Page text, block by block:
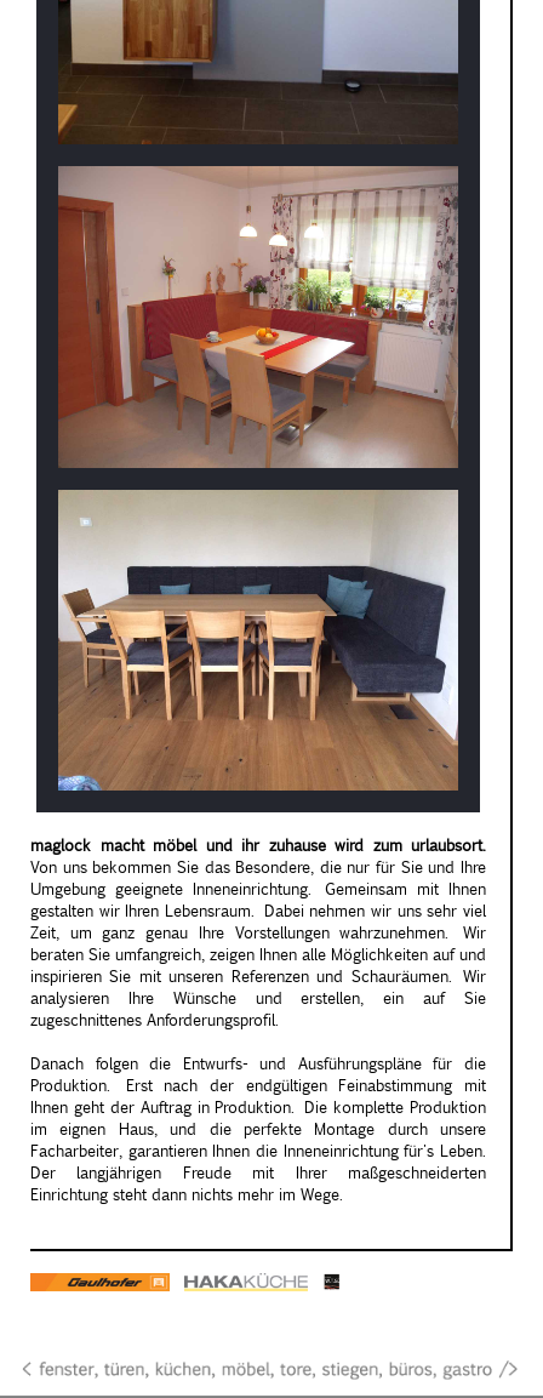
maglock macht möbel und ihr zuhause wird zum urlaubsort.
Von uns bekommen Sie das Besondere, die nur für Sie und Ihre
Umgebung geeignete Inneneinrichtung. Gemeinsam mit Ihnen
gestalten wir Ihren Lebensraum. Dabei nehmen wir uns sehr viel
Zeit, um ganz genau Ihre Vorstellungen wahrzunehmen. Wir
beraten Sie umfangreich, zeigen Ihnen alle Möglichkeiten auf und
inspirieren Sie mit unseren Referenzen und Schauräumen. Wir
analysieren Ihre Wünsche und erstellen, ein auf Sie
zugeschnittenes Anforderungsprofil.
Danach folgen die Entwurfs- und Ausführungspläne für die
Produktion. Erst nach der endgültigen Feinabstimmung mit
Ihnen geht der Auftrag in Produktion. Die komplette Produktion
im eignen Haus, und die perfekte Montage durch unsere
Facharbeiter, garantieren Ihnen die Inneneinrichtung für's Leben.
Der langjährigen Freude mit Ihrer maßgeschneiderten
Einrichtung steht dann nichts mehr im Wege.